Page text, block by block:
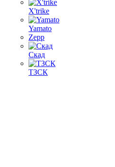
X'trike
Yamato
Zepp
Скад
ТЗСК